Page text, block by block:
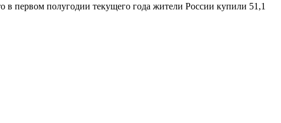
первом полугодии текущего года жители России купили 51,1